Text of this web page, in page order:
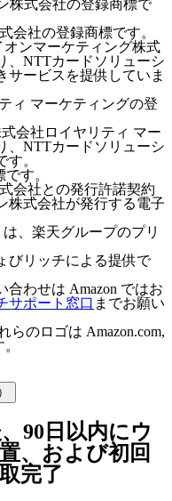
株式会社の登録商標で
会社の登録商標です。
ンマーケティング株式
、NTTカードソリューシ
サービスを提供していま
ィ マーケティングの登
会社ロイヤリティ マー
、NTTカードソリューシ
。
す。
会社との発行許諾契約
株式会社が発行する電子
、楽天グループのプリ
びリッチによる提供で
わせは Amazon ではお
サポート窓口 までお願い
らのロゴは Amazon.com,
90日以内にウ
、および初回
完了